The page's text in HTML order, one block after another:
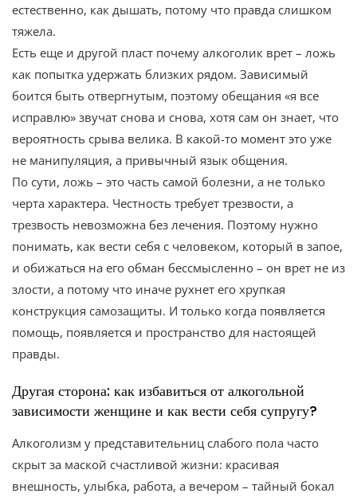
естественно, как дышать, потому что правда слишком
тяжела.
Есть еще и другой пласт почему алкоголик врет – ложь
как попытка удержать близких рядом. Зависимый
боится быть отвергнутым, поэтому обещания «я все
исправлю» звучат снова и снова, хотя сам он знает, что
вероятность срыва велика. В какой-то момент это уже
не манипуляция, а привычный язык общения.
По сути, ложь – это часть самой болезни, а не только
черта характера. Честность требует трезвости, а
трезвость невозможна без лечения. Поэтому нужно
понимать, как вести себя с человеком, который в запое,
и обижаться на его обман бессмысленно – он врет не из
злости, а потому что иначе рухнет его хрупкая
конструкция самозащиты. И только когда появляется
помощь, появляется и пространство для настоящей
правды.
Другая сторона: как избавиться от алкогольной
зависимости женщине и как вести себя супругу?
Алкоголизм у представительниц слабого пола часто
скрыт за маской счастливой жизни: красивая
внешность, улыбка, работа, а вечером – тайный бокал